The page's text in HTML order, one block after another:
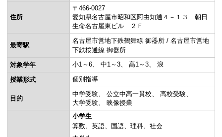
住所
〒466-0027
愛知県名古屋市昭和区阿由知通４－１３ 朝日
生命名古屋東ビル ２Ｆ
最寄駅
名古屋市営地下鉄鶴舞線 御器所 / 名古屋市営地
下鉄桜通線 御器所
対象学年
小1～6 中1～3 高1～3 浪
授業形式 個別指導
目的
中学受験 公立中高一貫校
高校受験
大学受験
映像授業
小学生
算数
英語 国語 理科
社会